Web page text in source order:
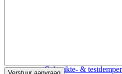
Gebruikte- &